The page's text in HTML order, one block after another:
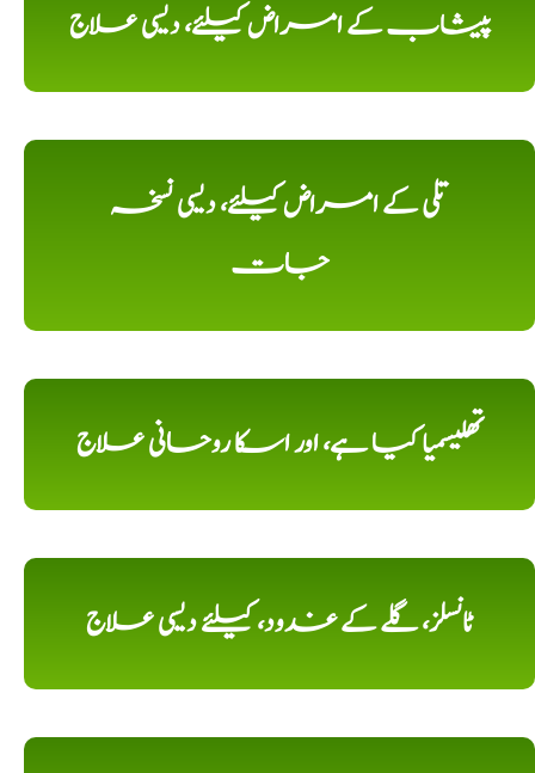
پیشاب کے امراض کیلئے، دیسی علاج
تلی کے امراض کیلئے، دیسی نسخہ
جات
تھلیسمیا کیا ہے، اور اسکا روحانی علاج
ٹانسلز، گلے کے غدود، کیلئے دیسی علاج